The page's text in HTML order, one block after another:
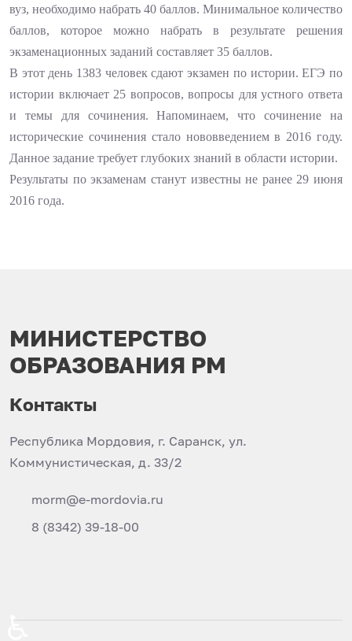
вуз, необходимо набрать 40 баллов. Минимальное количество
баллов, которое можно набрать в результате решения
экзаменационных заданий составляет 35 баллов.
В этот день 1383 человек сдают экзамен по истории. ЕГЭ по
истории включает 25 вопросов, вопросы для устного ответа
и темы для сочинения. Напоминаем, что сочинение на
исторические сочинения стало нововведением в 2016 году.
Данное задание требует глубоких знаний в области истории.
Результаты по экзаменам станут известны не ранее 29 июня
2016 года.
МИНИСТЕРСТВО
ОБРАЗОВАНИЯ РМ
Контакты
Республика Мордовия, г. Саранск, ул.
Коммунистическая, д. 33/2
morm@e-mordovia.ru
8 (8342) 39-18-00